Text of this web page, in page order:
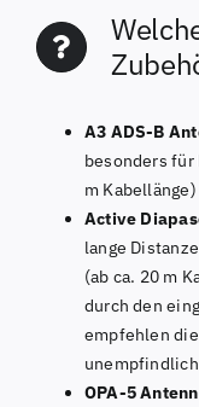
A3 ADS-B
besonders für
m
Active
lange
(ab ca. 20 m
durch den
empfehlen
OPA-5